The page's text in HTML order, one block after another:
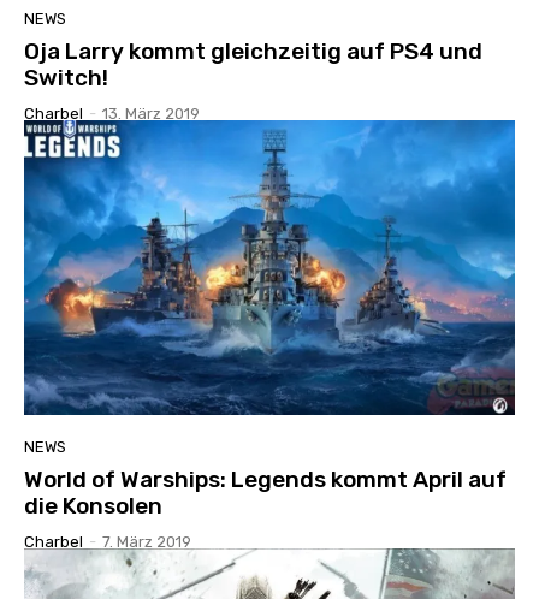
NEWS
Oja Larry kommt gleichzeitig auf PS4 und
Switch!
Charbel - 13. März 2019
NEWS
World of Warships: Legends kommt April auf
die Konsolen
Charbel - 7. März 2019